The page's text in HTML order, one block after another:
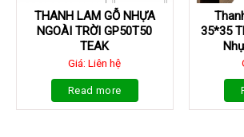
THANH LAM GỖ NHỰA
NGOÀI TRỜI GP50T50
TEAK
Giá: Liên hệ
Read more
35*35